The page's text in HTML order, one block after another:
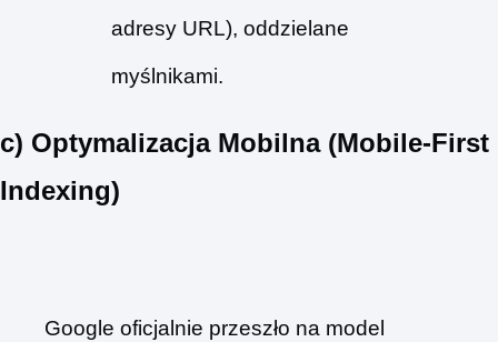
adresy URL), oddzielane
myślnikami.
c) Optymalizacja Mobilna (Mobile-First
Indexing)
Google oficjalnie przeszło na model